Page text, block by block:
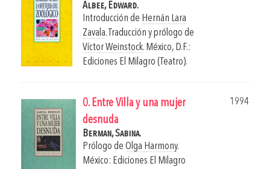
Albee, Edward.
Introducción de Hernán Lara
Zavala. Traducción y prólogo de
Víctor Weinstock. México, D.F.:
Ediciones El Milagro (Teatro).
0. Entre Villa y una mujer
desnuda
1994
Berman, Sabina.
Prólogo de Olga Harmony.
México: Ediciones El Milagro